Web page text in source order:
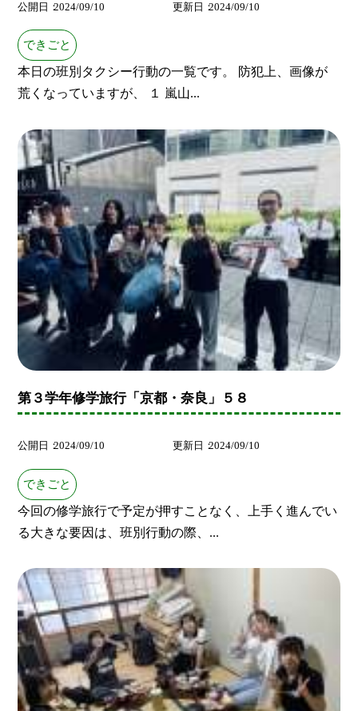
公開日 2024/09/10 更新日 2024/09/10
できごと
本日の班別タクシー行動の一覧です。 防犯上、画像が
荒くなっていますが、 １ 嵐山...
第３学年修学旅行「京都・奈良」５８
公開日 2024/09/10 更新日 2024/09/10
できごと
今回の修学旅行で予定が押すことなく、上手く進んでい
る大きな要因は、班別行動の際、...